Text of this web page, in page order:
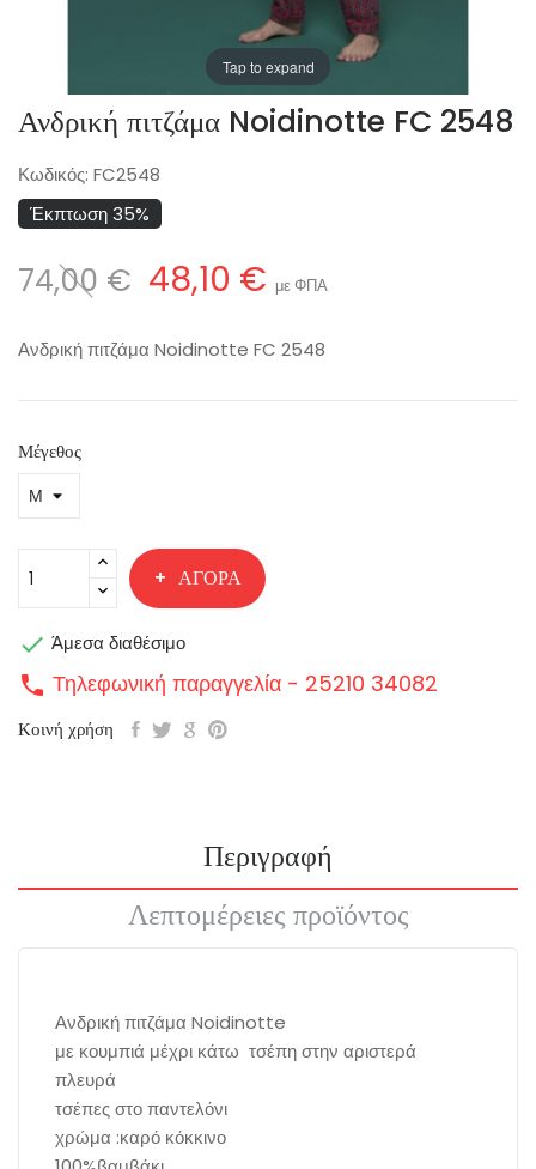
Tap to expand
Ανδρική πιτζάμα Noidinotte FC 2548
Κωδικός: FC2548
Έκπτωση 35%
74,00 € 48,10 € με ΦΠΑ
Ανδρική πιτζάμα Noidinotte FC 2548
Μέγεθος
ΑΓΟΡΆ
 Άμεσα διαθέσιμο
call Τηλεφωνική παραγγελία - 25210 34082
Κοινή χρήση
Περιγραφή
Λεπτομέρειες προϊόντος
Ανδρική πιτζάμα Noidinotte
με κουμπιά μέχρι κάτω τσέπη στην αριστερά
πλευρά
τσέπες στο παντελόνι
χρώμα :καρό κόκκινο